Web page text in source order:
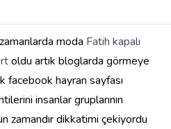
moda Fatih kapalı
oldu artık bloglarda görmeye
facebook hayran sayfası
insanlar gruplarının
zamandır dikkatimi çekiyordu